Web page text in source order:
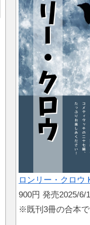
ロンリー・クロウ
900円 発売2025/6/
※既刊3冊の合本